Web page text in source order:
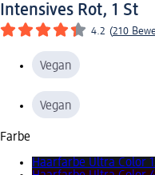
Intensives Rot, 1 St
4.2 (210
Vegan
Vegan
Farbe
Haarfarbe Ultra Color